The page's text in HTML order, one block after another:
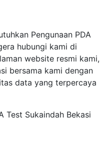
Pengunaan PDA
hubungi kami di
website resmi kami,
bersama kami dengan
data yang terpercaya
Test Sukaindah Bekasi